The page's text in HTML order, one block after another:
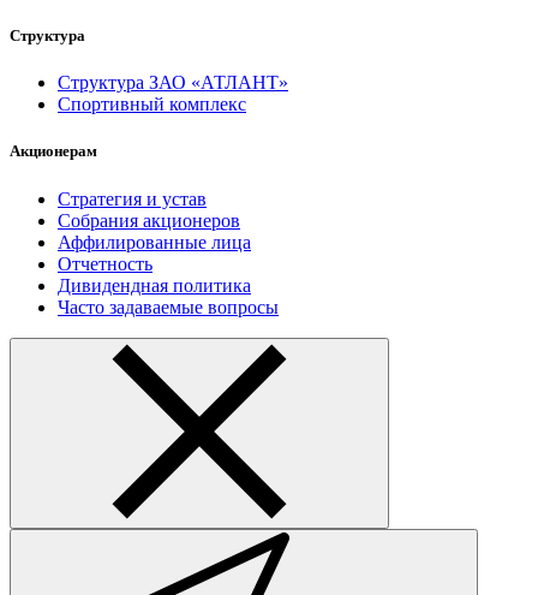
Структура
Структура ЗАО «АТЛАНТ»
Спортивный комплекс
Акционерам
Стратегия и устав
Собрания акционеров
Аффилированные лица
Отчетность
Дивидендная политика
Часто задаваемые вопросы